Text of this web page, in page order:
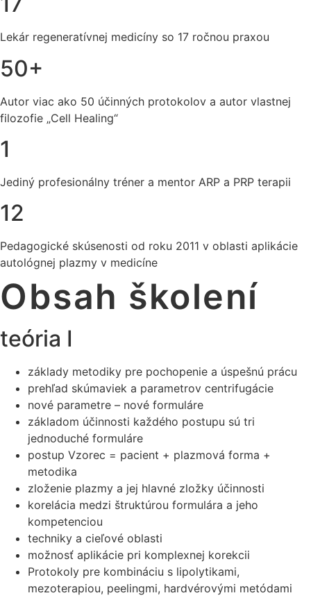
Lekár regeneratívnej medicíny so 17 ročnou praxou
50+
Autor viac ako 50 účinných protokolov a autor vlastnej
filozofie „Cell Healing“
1
Jediný profesionálny tréner a mentor ARP a PRP terapii
12
Pedagogické skúsenosti od roku 2011 v oblasti aplikácie
autológnej plazmy v medicíne
Obsah školení
teória I
základy metodiky pre pochopenie a úspešnú prácu
prehľad skúmaviek a parametrov centrifugácie
nové parametre – nové formuláre
základom účinnosti každého postupu sú tri
jednoduché formuláre
postup Vzorec = pacient + plazmová forma +
metodika
zloženie plazmy a jej hlavné zložky účinnosti
korelácia medzi štruktúrou formulára a jeho
kompetenciou
techniky a cieľové oblasti
možnosť aplikácie pri komplexnej korekcii
Protokoly pre kombináciu s lipolytikami,
mezoterapiou, peelingmi, hardvérovými metódami